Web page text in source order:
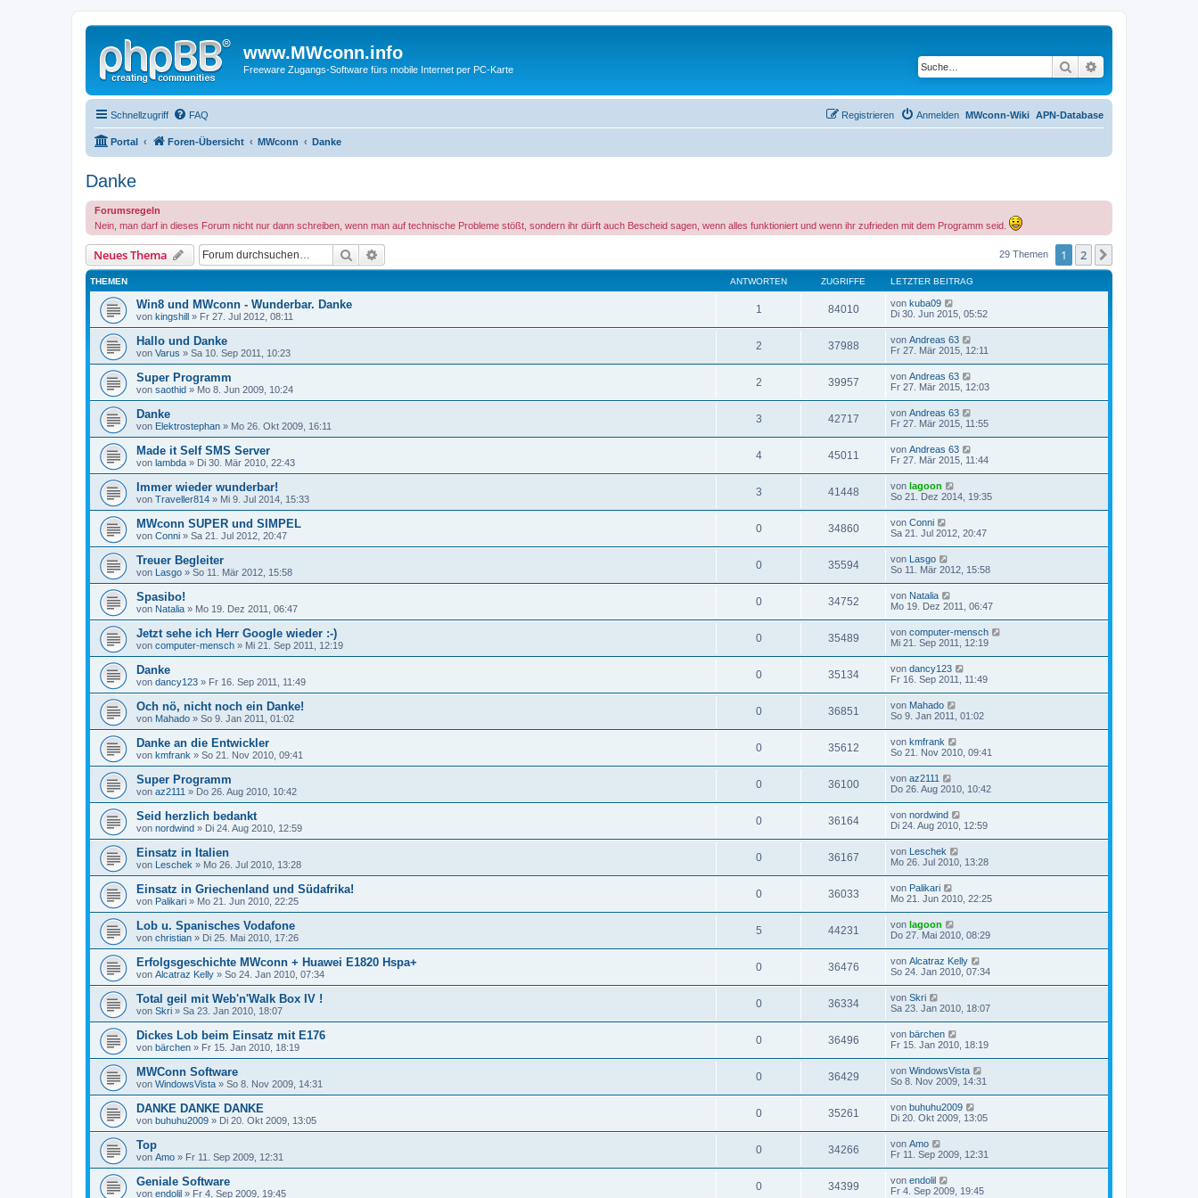
www.MWconn.info
Freeware Zugangs-Software fürs mobile Internet per PC-Karte Suche
Schnellzugriff FAQ APN-Database
MWconn-Wiki
Anmelden
Registrieren
Portal Foren-Übersicht MWconn Danke
Danke
Forumsregeln
Nein, man darf in dieses Forum nicht nur dann schreiben, wenn man auf technische Probleme stößt, sondern ihr dürft auch Bescheid sagen, wenn alles funktioniert und wenn ihr zufrieden mit dem Programm seid.
Neues Thema Suche 29 Themen 1 2
THEMEN ANTWORTEN ZUGRIFFE LETZTER BEITRAG
Win8 und MWconn - Wunderbar. Danke
von kingshill » Fr 27. Jul 2012, 08:11
1 84010 von kuba09
Di 30. Jun 2015, 05:52
Hallo und Danke
von Varus » Sa 10. Sep 2011, 10:23
2 37988 von Andreas 63
Fr 27. Mär 2015, 12:11
Super Programm
von saothid » Mo 8. Jun 2009, 10:24
2 39957 von Andreas 63
Fr 27. Mär 2015, 12:03
Danke
von Elektrostephan » Mo 26. Okt 2009, 16:11
3 42717 von Andreas 63
Fr 27. Mär 2015, 11:55
Made it Self SMS Server
von lambda » Di 30. Mär 2010, 22:43
4 45011 von Andreas 63
Fr 27. Mär 2015, 11:44
Immer wieder wunderbar!
von Traveller814 » Mi 9. Jul 2014, 15:33
3 41448 von lagoon
So 21. Dez 2014, 19:35
MWconn SUPER und SIMPEL
von Conni » Sa 21. Jul 2012, 20:47
0 34860 von Conni
Sa 21. Jul 2012, 20:47
Treuer Begleiter
von Lasgo » So 11. Mär 2012, 15:58
0 35594 von Lasgo
So 11. Mär 2012, 15:58
Spasibo!
von Natalia » Mo 19. Dez 2011, 06:47
0 34752 von Natalia
Mo 19. Dez 2011, 06:47
Jetzt sehe ich Herr Google wieder :-)
von computer-mensch » Mi 21. Sep 2011, 12:19
0 35489 von computer-mensch
Mi 21. Sep 2011, 12:19
Danke
von dancy123 » Fr 16. Sep 2011, 11:49
0 35134 von dancy123
Fr 16. Sep 2011, 11:49
Och nö, nicht noch ein Danke!
von Mahado » So 9. Jan 2011, 01:02
0 36851 von Mahado
So 9. Jan 2011, 01:02
Danke an die Entwickler
von kmfrank » So 21. Nov 2010, 09:41
0 35612 von kmfrank
So 21. Nov 2010, 09:41
Super Programm
von az2111 » Do 26. Aug 2010, 10:42
0 36100 von az2111
Do 26. Aug 2010, 10:42
Seid herzlich bedankt
von nordwind » Di 24. Aug 2010, 12:59
0 36164 von nordwind
Di 24. Aug 2010, 12:59
Einsatz in Italien
von Leschek » Mo 26. Jul 2010, 13:28
0 36167 von Leschek
Mo 26. Jul 2010, 13:28
Einsatz in Griechenland und Südafrika!
von Palikari » Mo 21. Jun 2010, 22:25
0 36033 von Palikari
Mo 21. Jun 2010, 22:25
Lob u. Spanisches Vodafone
von christian » Di 25. Mai 2010, 17:26
5 44231 von lagoon
Do 27. Mai 2010, 08:29
Erfolgsgeschichte MWconn + Huawei E1820 Hspa+
von Alcatraz Kelly » So 24. Jan 2010, 07:34
0 36476 von Alcatraz Kelly
So 24. Jan 2010, 07:34
Total geil mit Web'n'Walk Box IV !
von Skri » Sa 23. Jan 2010, 18:07
0 36334 von Skri
Sa 23. Jan 2010, 18:07
Dickes Lob beim Einsatz mit E176
von bärchen » Fr 15. Jan 2010, 18:19
0 36496 von bärchen
Fr 15. Jan 2010, 18:19
MWConn Software
von WindowsVista » So 8. Nov 2009, 14:31
0 36429 von WindowsVista
So 8. Nov 2009, 14:31
DANKE DANKE DANKE
von buhuhu2009 » Di 20. Okt 2009, 13:05
0 35261 von buhuhu2009
Di 20. Okt 2009, 13:05
Top
von Amo » Fr 11. Sep 2009, 12:31
0 34266 von Amo
Fr 11. Sep 2009, 12:31
Geniale Software
von endolil » Fr 4. Sep 2009, 19:45
0 34399 von endolil
Fr 4. Sep 2009, 19:45